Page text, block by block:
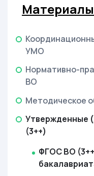
Материалы
УМО
Нормативно-
ВО
Методическое
Утвержденные
(3++)
ФГОС ВО